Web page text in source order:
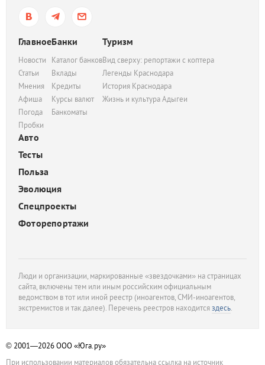
Главное
Новости
Статьи
Мнения
Афиша
Погода
Пробки
Банки
Каталог банков
Вклады
Кредиты
Курсы валют
Банкоматы
Туризм
Вид сверху: репортажи с коптера
Легенды Краснодара
История Краснодара
Жизнь и культура Адыгеи
Авто
Тесты
Польза
Эволюция
Спецпроекты
Фоторепортажи
Люди и организации, маркированные «звездочками» на страницах
сайта, включены тем или иным российским официальным
ведомством в тот или иной реестр (иноагентов, СМИ-иноагентов,
экстремистов и так далее). Перечень реестров находитсяздесь.
© 2001—2026ООО «Юга.ру»
При использовании материалов обязательна ссылка на источник